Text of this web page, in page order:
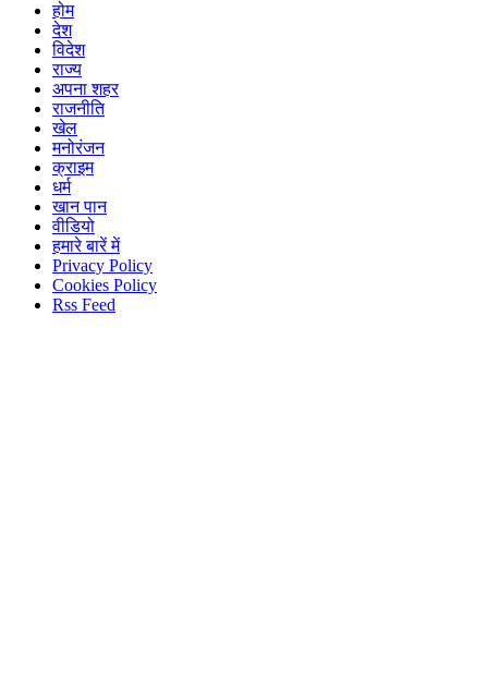
होम
देश
विदेश
राज्य
अपना शहर
राजनीति
खेल
मनोरंजन
क्राइम
धर्म
खान पान
वीडियो
हमारे बारें में
Privacy Policy
Cookies Policy
Rss Feed